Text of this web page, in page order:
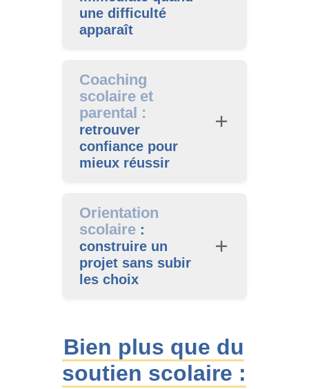
une difficulté
apparaît
Coaching
scolaire et
parental :
retrouver
confiance pour
mieux réussir
Orientation
scolaire:
construire un
projet sans subir
les choix
Bien plus que du
soutien scolaire :